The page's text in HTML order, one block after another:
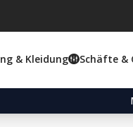
& Kleidung Schäfte &